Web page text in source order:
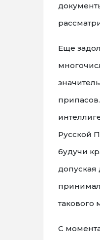
Еще
Русской
будучи
допуская
такового
С